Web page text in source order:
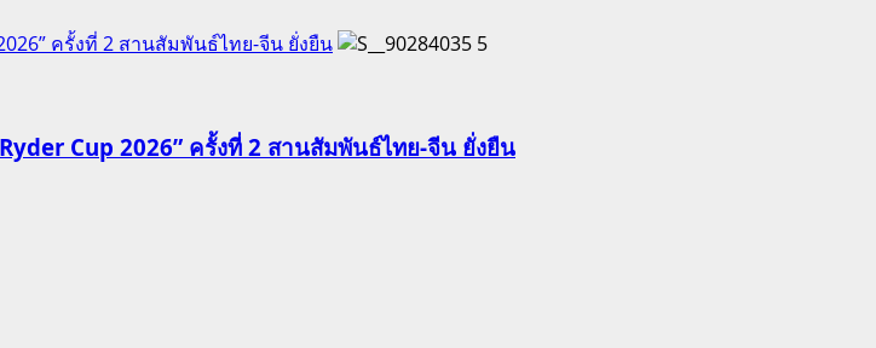
ครั้งที่ 2 สานสัมพันธ์ไทย-จีน ยั่งยืน
5
Cup 2026” ครั้งที่ 2 สานสัมพันธ์ไทย-จีน ยั่งยืน